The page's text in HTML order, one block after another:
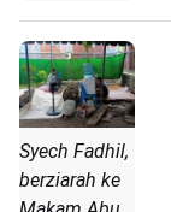
Syech Fadhil,
berziarah ke